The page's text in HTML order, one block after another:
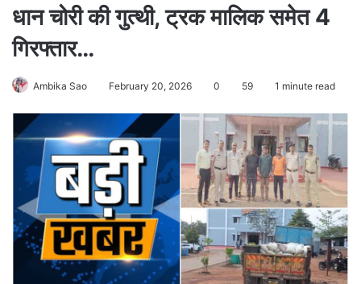
धान चोरी की गुत्थी, ट्रक मालिक समेत 4
गिरफ्तार…
Ambika Sao February 20, 2026 0 59 1 minute read